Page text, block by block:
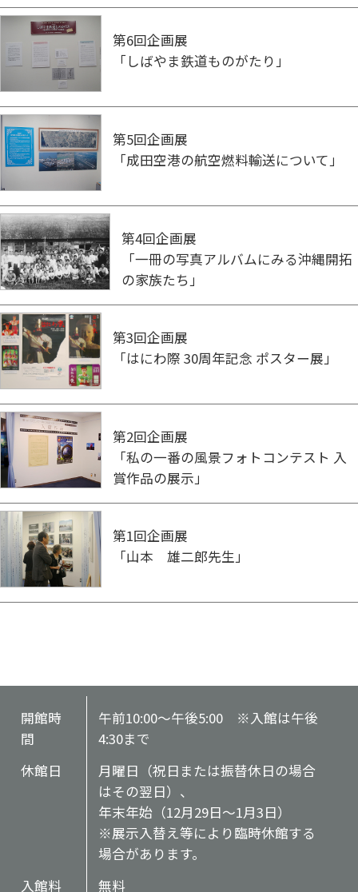
第6回企画展
「しばやま鉄道ものがたり」
第5回企画展
「成田空港の航空燃料輸送について」
第4回企画展
「一冊の写真アルバムにみる沖縄開拓
の家族たち」
第3回企画展
「はにわ際 30周年記念 ポスター展」
第2回企画展
「私の一番の風景フォトコンテスト 入
賞作品の展示」
第1回企画展
「山本 雄二郎先生」
開館時
間
午前10:00～午後5:00 ※入館は午後
4:30まで
休館日
月曜日（祝日または振替休日の場合
はその翌日）、
年末年始（12月29日～1月3日）
※展示入替え等により臨時休館する
場合があります。
入館料
無料